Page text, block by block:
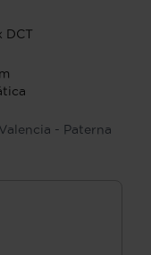
DCT
Valencia - Paterna